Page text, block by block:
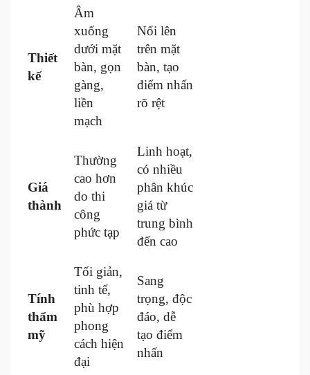
Thiết
kế
Âm
xuống
dưới mặt
bàn, gọn
gàng,
liền
mạch
Nổi lên
trên mặt
bàn, tạo
điểm nhấn
rõ rệt
Giá
thành
Thường
cao hơn
do thi
công
phức tạp
Linh hoạt,
có nhiều
phân khúc
giá từ
trung bình
đến cao
Tính
thẩm
mỹ
Tối giản,
tinh tế,
phù hợp
phong
cách hiện
đại
Sang
trọng, độc
đáo, dễ
tạo điểm
nhấn